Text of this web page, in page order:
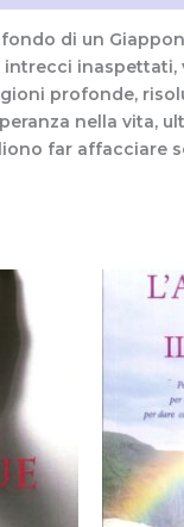
di un
profonde,
nella vita,
far affacciare